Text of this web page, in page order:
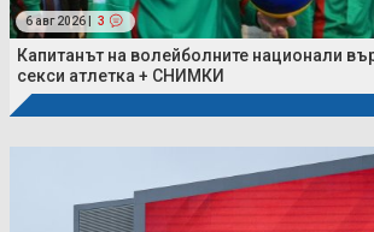
6 авг 2026 | 3
Капитанът на волейболните национали
секси атлетка + СНИМКИ